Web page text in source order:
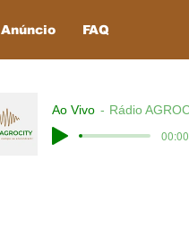
Anúncio FAQ
Ao Vivo Rádio